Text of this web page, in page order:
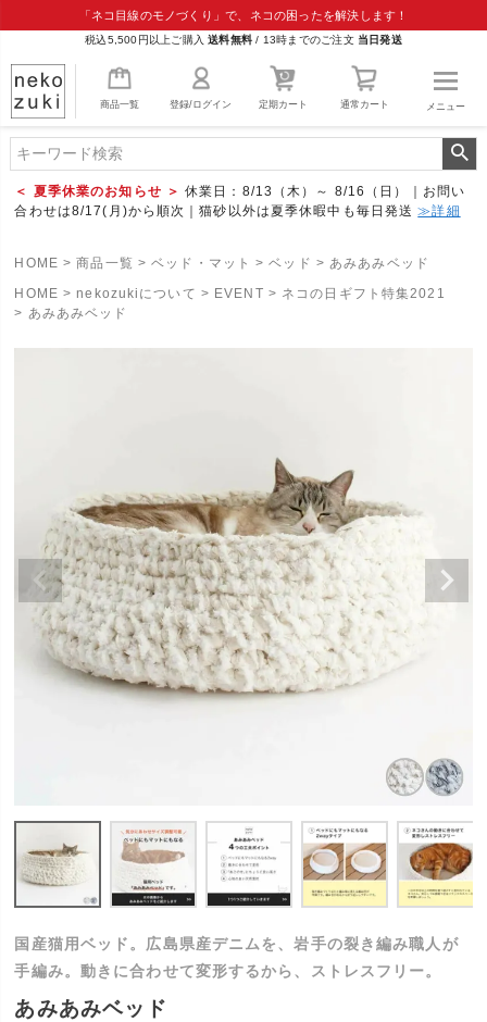
「ネコ目線のモノづくり」で、ネコの困ったを解決します！
税込5,500円以上ご購入送料無料 / 13時までのご注文 当日発送
商品一覧 登録/ログイン 定期カート 通常カート メニュー
＜ 夏季休業のお知らせ ＞ 休業日：8/13（木）～ 8/16（日）｜お問い
合わせは8/17(月)から順次｜猫砂以外は夏季休暇中も毎日発送≫詳細
HOME 商品一覧 ベッド・マット ベッド
あみあみベッド
HOME
nekozukiについて EVENT
ネコの日ギフト特集2021
あみあみベッド
国産猫用ベッド。広島県産デニムを、岩手の裂き編み職人が
手編み。動きに合わせて変形するから、ストレスフリー。
あみあみベッド